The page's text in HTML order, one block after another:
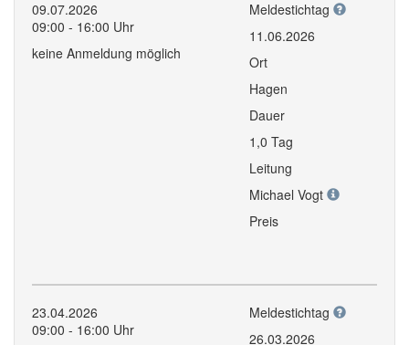
09.07.2026
09:00 - 16:00 Uhr
keine Anmeldung möglich
Meldestichtag
11.06.2026
Ort
Hagen
Dauer
1,0 Tag
Leitung
Michael Vogt
Preis
23.04.2026
09:00 - 16:00 Uhr
Meldestichtag
26.03.2026